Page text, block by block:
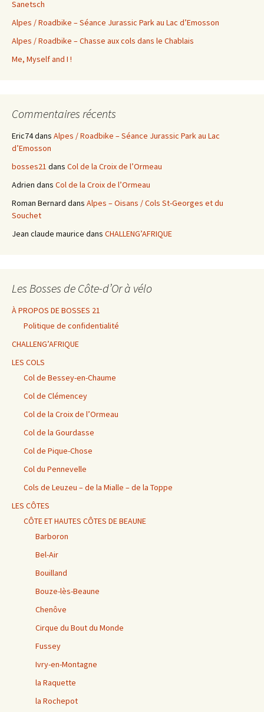
Sanetsch
Alpes / Roadbike – Séance Jurassic Park au Lac d’Emosson
Alpes / Roadbike – Chasse aux cols dans le Chablais
Me, Myself and I !
Commentaires récents
Eric74dans Alpes / Roadbike – Séance Jurassic Park au Lac
d’Emosson
bosses21 dans Col de la Croix de l’Ormeau
Adrien dans Col de la Croix de l’Ormeau
Roman Bernard dans Alpes – Oisans / Cols St-Georges et du
Souchet
Jean claude maurice dans CHALLENG’AFRIQUE
Les Bosses de Côte-d’Or à vélo
À PROPOS DE BOSSES 21
Politique de confidentialité
CHALLENG’AFRIQUE
LES COLS
Col de Bessey-en-Chaume
Col de Clémencey
Col de la Croix de l’Ormeau
Col de la Gourdasse
Col de Pique-Chose
Col du Pennevelle
Cols de Leuzeu – de la Mialle – de la Toppe
LES CÔTES
CÔTE ET HAUTES CÔTES DE BEAUNE
Barboron
Bel-Air
Bouilland
Bouze-lès-Beaune
Chenôve
Cirque du Bout du Monde
Fussey
Ivry-en-Montagne
la Raquette
la Rochepot